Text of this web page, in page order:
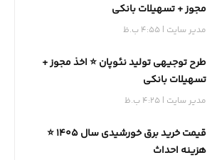
مجوز + تسهیلات بانکی
مدیر سایت 4:55 ب.ظ
طرح توجیهی تولید نئوپان ⭐️ اخذ مجوز +
تسهیلات بانکی
مدیر سایت 4:25 ب.ظ
قیمت خرید برق خورشیدی سال 1405 ⭐️
هزینه احداث